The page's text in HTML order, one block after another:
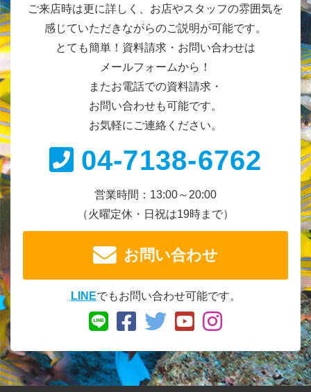
ご来店時は更に詳しく、お店やスタッフの雰囲気を
感じていただきながらのご説明が可能です。
とても簡単！資料請求・お問い合わせは
メールフォームから！
またお電話での資料請求・
お問い合わせも可能です。
お気軽にご連絡ください。
04-7138-6762
営業時間：13:00～20:00
（火曜定休・日祝は19時まで）
お問い合わせ
LINEでもお問い合わせ可能です。